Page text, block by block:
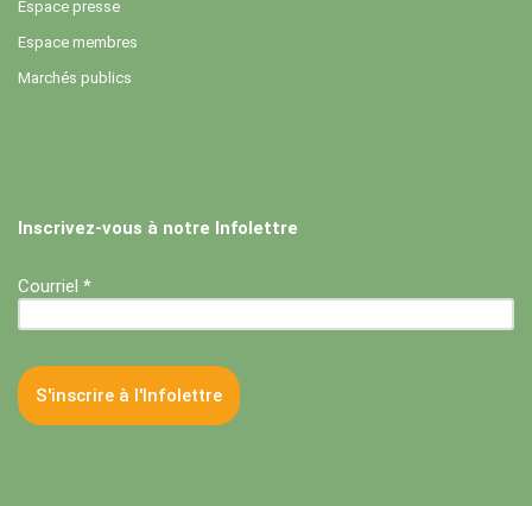
Espace presse
Espace membres
Marchés publics
Inscrivez-vous à notre Infolettre
Courriel *